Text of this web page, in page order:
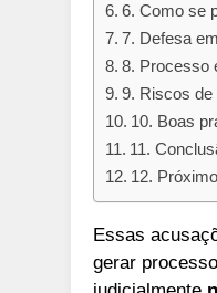
6. Como se
7. Defesa
8. Processo
9. Riscos de
10. Boas
11.
12.
Essas
gerar